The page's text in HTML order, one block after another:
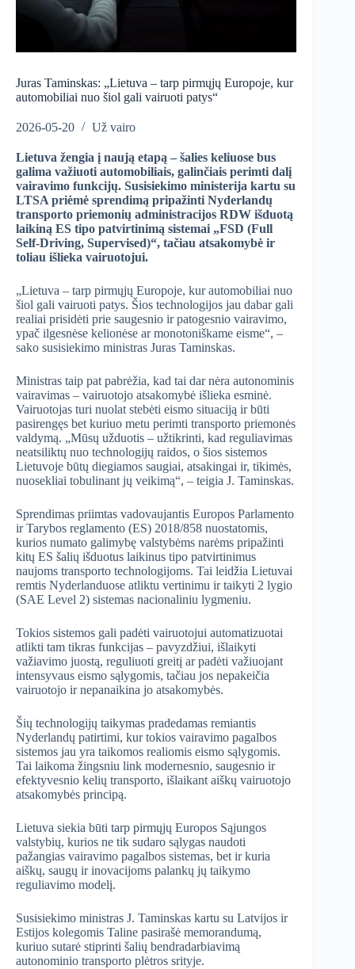
Juras Taminskas: „Lietuva – tarp pirmųjų Europoje, kur
automobiliai nuo šiol gali vairuoti patys“
2026-05-20 Už vairo
Lietuva žengia į naują etapą – šalies keliuose bus
galima važiuoti automobiliais, galinčiais perimti dalį
vairavimo funkcijų. Susisiekimo ministerija kartu su
LTSA priėmė sprendimą pripažinti Nyderlandų
transporto priemonių administracijos RDW išduotą
laikiną ES tipo patvirtinimą sistemai „FSD (Full
Self-Driving, Supervised)“, tačiau atsakomybė ir
toliau išlieka vairuotojui.
„Lietuva – tarp pirmųjų Europoje, kur automobiliai nuo
šiol gali vairuoti patys. Šios technologijos jau dabar gali
realiai prisidėti prie saugesnio ir patogesnio vairavimo,
ypač ilgesnėse kelionėse ar monotoniškame eisme“, –
sako susisiekimo ministras Juras Taminskas.
Ministras taip pat pabrėžia, kad tai dar nėra autonominis
vairavimas – vairuotojo atsakomybė išlieka esminė.
Vairuotojas turi nuolat stebėti eismo situaciją ir būti
pasirengęs bet kuriuo metu perimti transporto priemonės
valdymą. „Mūsų užduotis – užtikrinti, kad reguliavimas
neatsiliktų nuo technologijų raidos, o šios sistemos
Lietuvoje būtų diegiamos saugiai, atsakingai ir, tikimės,
nuosekliai tobulinant jų veikimą“, – teigia J. Taminskas.
Sprendimas priimtas vadovaujantis Europos Parlamento
ir Tarybos reglamento (ES) 2018/858 nuostatomis,
kurios numato galimybę valstybėms narėms pripažinti
kitų ES šalių išduotus laikinus tipo patvirtinimus
naujoms transporto technologijoms. Tai leidžia Lietuvai
remtis Nyderlanduose atliktu vertinimu ir taikyti 2 lygio
(SAE Level 2) sistemas nacionaliniu lygmeniu.
Tokios sistemos gali padėti vairuotojui automatizuotai
atlikti tam tikras funkcijas – pavyzdžiui, išlaikyti
važiavimo juostą, reguliuoti greitį ar padėti važiuojant
intensyvaus eismo sąlygomis, tačiau jos nepakeičia
vairuotojo ir nepanaikina jo atsakomybės.
Šių technologijų taikymas pradedamas remiantis
Nyderlandų patirtimi, kur tokios vairavimo pagalbos
sistemos jau yra taikomos realiomis eismo sąlygomis.
Tai laikoma žingsniu link modernesnio, saugesnio ir
efektyvesnio kelių transporto, išlaikant aiškų vairuotojo
atsakomybės principą.
Lietuva siekia būti tarp pirmųjų Europos Sąjungos
valstybių, kurios ne tik sudaro sąlygas naudoti
pažangias vairavimo pagalbos sistemas, bet ir kuria
aiškų, saugų ir inovacijoms palankų jų taikymo
reguliavimo modelį.
Susisiekimo ministras J. Taminskas kartu su Latvijos ir
Estijos kolegomis Taline pasirašė memorandumą,
kuriuo sutarė stiprinti šalių bendradarbiavimą
autonominio transporto plėtros srityje.